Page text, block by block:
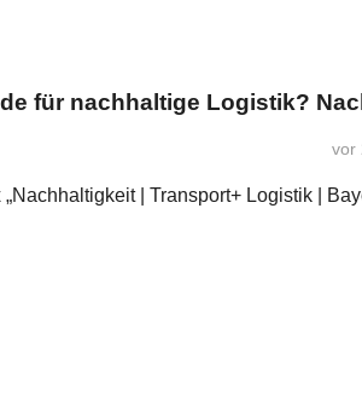
für nachhaltige Logistik?
vor
„Nachhaltigkeit | Transport+ Logistik |